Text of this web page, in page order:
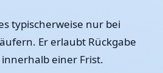
typischerweise nur bei
Er erlaubt Rückgabe
einer Frist.